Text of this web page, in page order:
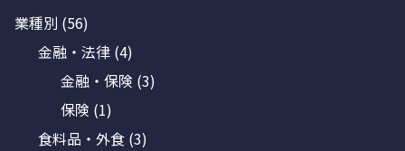
業種別 (56)
金融・法律 (4)
金融・保険 (3)
保険 (1)
食料品・外食 (3)